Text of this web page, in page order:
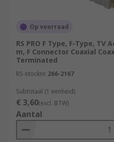
Op voorraad
RS PRO F Type, F-Type, TV
m, F Connector Coaxial
Terminated
RS-stocknr. 266-2167
Subtotaal (1 eenheid)
€ 3,60(excl. BTW)
Aantal